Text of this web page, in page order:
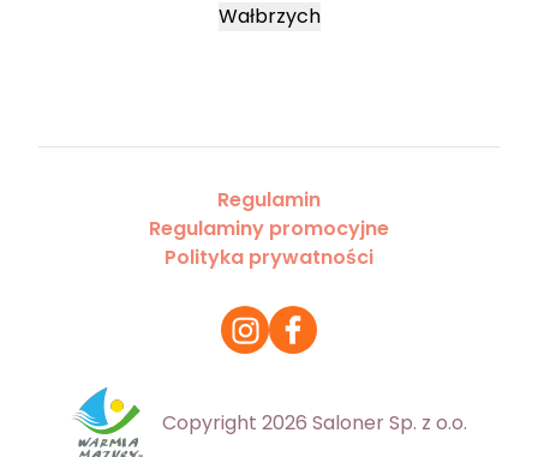
Wałbrzych
Regulamin
Regulaminy promocyjne
Polityka prywatności
Copyright 2026 Saloner Sp. z o.o.